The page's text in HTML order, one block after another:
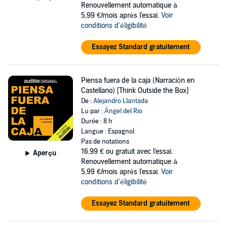
Renouvellement automatique à
5,99 €/mois après l'essai. Voir
conditions d'éligibilité
Essayez Standard gratuitement
Aperçu
Piensa fuera de la caja (Narración en
Castellano) [Think Outside the Box]
De :Alejandro Llantada
Lu par :Ángel del Rio
Durée : 8 h
Langue : Espagnol
Pas de notations
16,99 € ou gratuit avec l'essai.
Renouvellement automatique à
5,99 €/mois après l'essai. Voir
conditions d'éligibilité
Essayez Standard gratuitement